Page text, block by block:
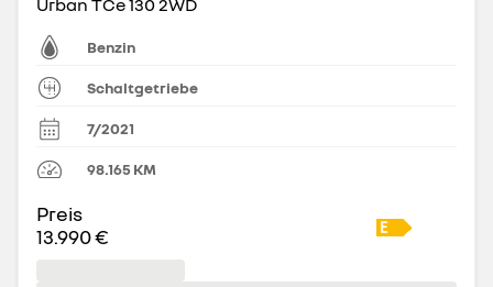
Urban TCe 130 2WD
Benzin
Schaltgetriebe
7/2021
98.165 KM
Preis
13.990 €